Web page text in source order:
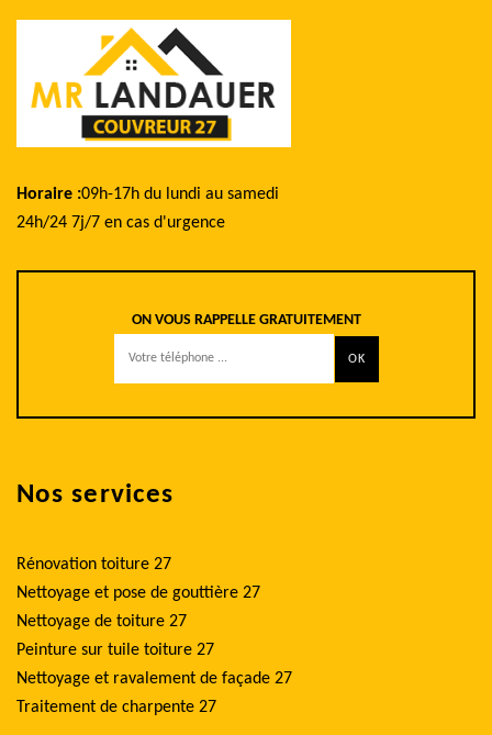
Horaire :09h-17h du lundi au samedi
24h/24 7j/7 en cas d'urgence
ON VOUS RAPPELLE GRATUITEMENT
Nos services
Rénovation toiture 27
Nettoyage et pose de gouttière 27
Nettoyage de toiture 27
Peinture sur tuile toiture 27
Nettoyage et ravalement de façade 27
Traitement de charpente 27